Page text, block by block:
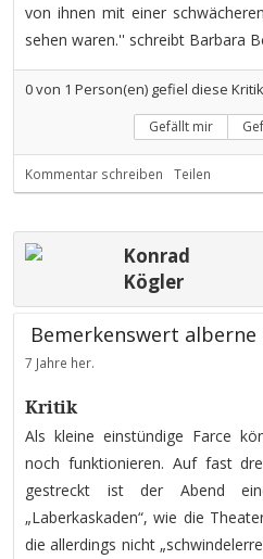
von ihnen mit einer
sehen waren.'' schreibt Barbara
0von 1 Person(en) gefiel diese Kritik
Gefällt mir
Kommentar schreiben Teilen
Konrad
Kögler
Bemerkenswert
7 Jahre her.
Kritik
Als kleine einstündige Farce
noch funktionieren. Auf fast
gestreckt ist der Abend
„Laberkaskaden“, wie die
die allerdings nicht